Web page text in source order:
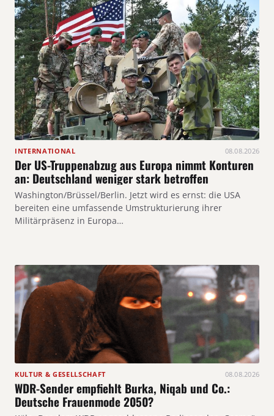
INTERNATIONAL 08.08.2026
Der US-Truppenabzug aus Europa nimmt Konturen
an: Deutschland weniger stark betroffen
Washington/Brüssel/Berlin. Jetzt wird es ernst: die USA
bereiten eine umfassende Umstrukturierung ihrer
Militärpräsenz in Europa…
KULTUR & GESELLSCHAFT 08.08.2026
WDR-Sender empfiehlt Burka, Niqab und Co.:
Deutsche Frauenmode 2050?